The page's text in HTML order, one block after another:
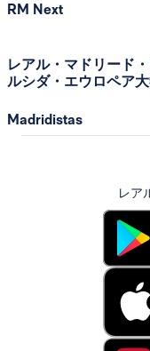
RM Next
レアル・マドリード
ルシダ・エウロペア
Madridistas
レア